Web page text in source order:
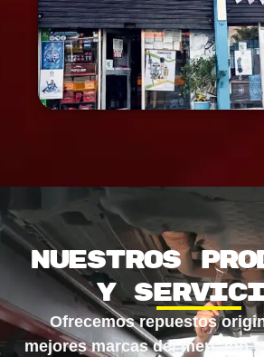
Nuestros
y
Ofrecemos repuestos
mejores marcas del mercado